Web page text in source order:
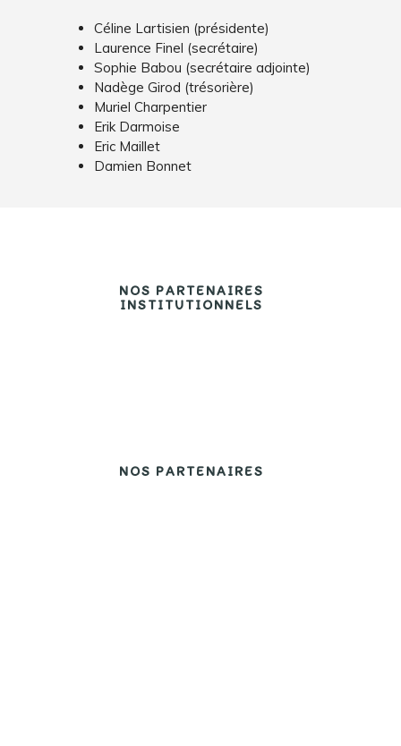
Céline Lartisien (présidente)
Laurence Finel (secrétaire)
Sophie Babou (secrétaire adjointe)
Nadège Girod (trésorière)
Muriel Charpentier
Erik Darmoise
Eric Maillet
Damien Bonnet
NOS PARTENAIRES
INSTITUTIONNELS
NOS PARTENAIRES